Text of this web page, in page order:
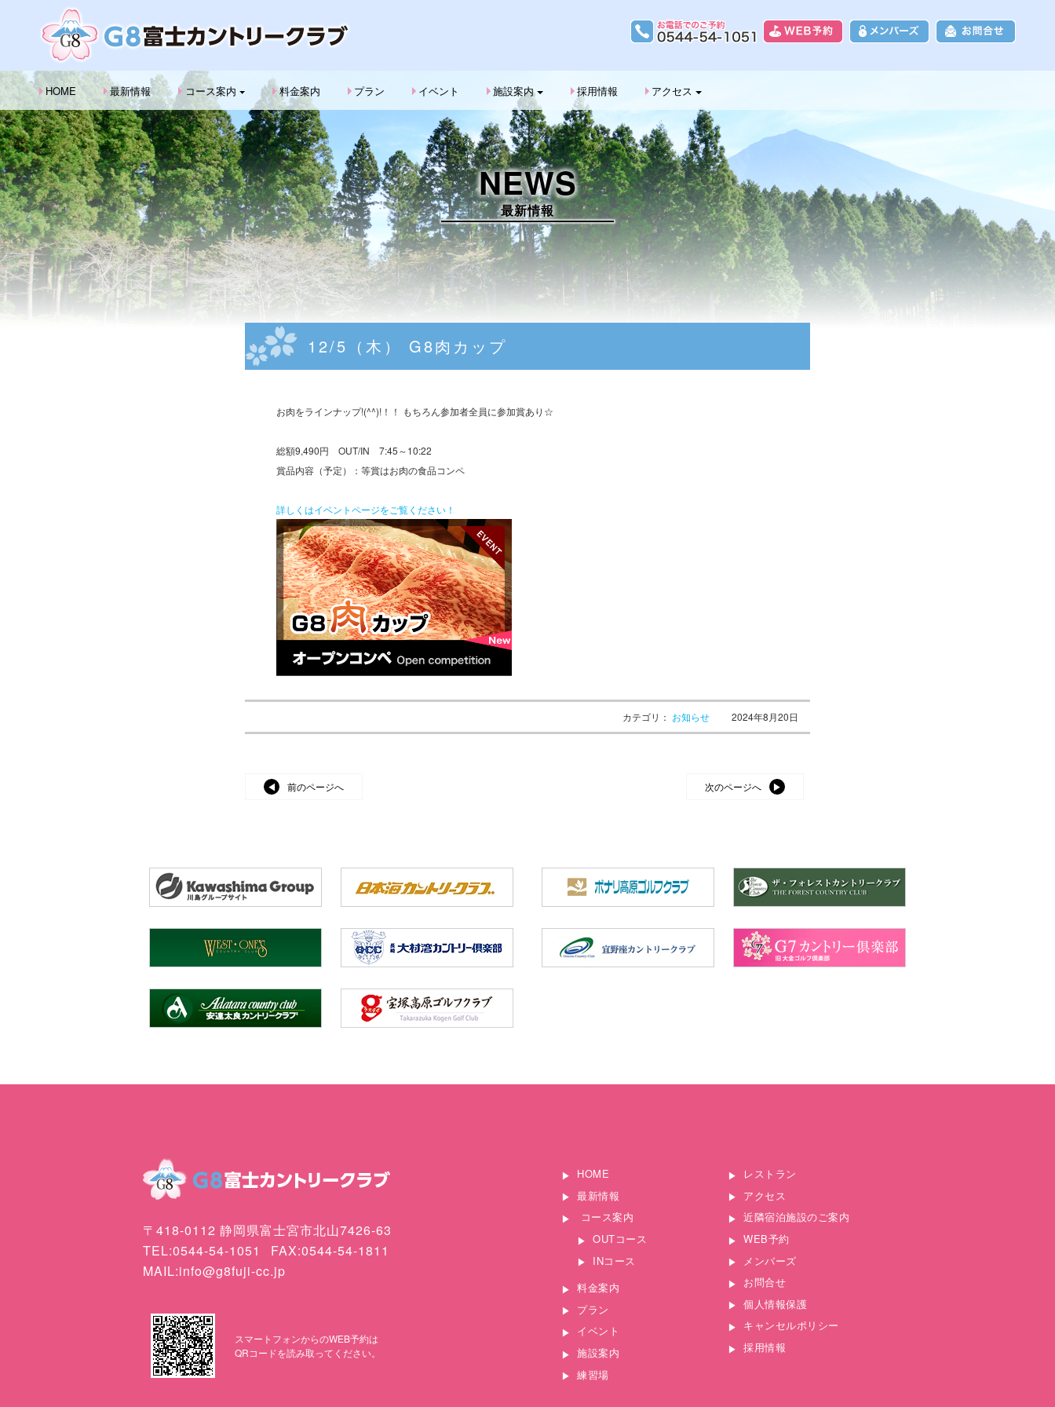
G8富士カントリークラブ｜富士山に一番近
HOME 最新情報 コース案内 料金案内 プラン イベント 施設案内 採用情報 アクセス
NEWS
最新情報
12/5（木） G8肉カップ
お肉をラインナップ!(^^)!！！ もちろん参加者全員に参加賞あり☆
総額9,490円 OUT/IN 7:45～10:22
賞品内容（予定）：等賞はお肉の食品コンペ
詳しくはイベントページをご覧ください！
カテゴリ： お知らせ 2024年8月20日
前のページへ 次のページへ
〒418-0112 静岡県富士宮市北山7426-63
TEL:0544-54-1051
FAX:0544-54-1811
MAIL:info@g8fuji-cc.jp
スマートフォンからのWEB予約は
QRコードを読み取ってください。
HOME
最新情報
コース案内
OUTコース
INコース
料金案内
プラン
イベント
施設案内
練習場
レストラン
アクセス
近隣宿泊施設のご案内
WEB予約
メンバーズ
お問合せ
個人情報保護
キャンセルポリシー
採用情報